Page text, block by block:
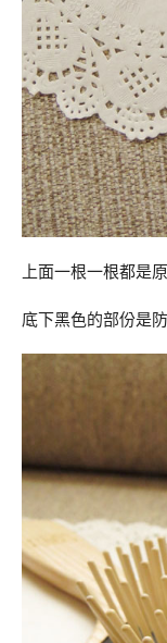
上面一根一根都是
底下黑色的部份是